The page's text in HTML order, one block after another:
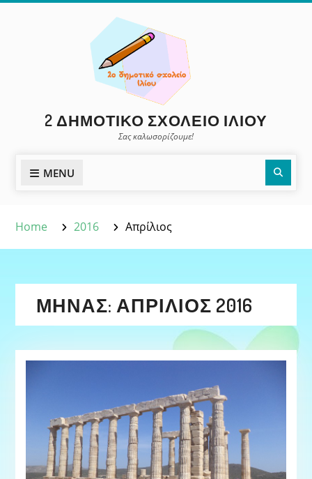
2 ΔΗΜΟΤΙΚΌ ΣΧΟΛΕΊΟ ΙΛΊΟΥ
Σας καλωσορίζουμε!
MENU
Home 2016 Απρίλιος
ΜΉΝΑΣ: ΑΠΡΊΛΙΟΣ 2016